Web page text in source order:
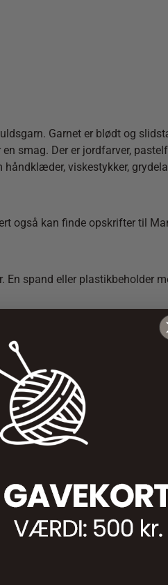
Garnet er blødt og
smag. Der er jordfarver,
viskestykker,
også kan finde opskrifter til
spand eller plastikbeholder